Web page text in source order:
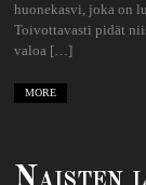
huonekasvi, joka on
Toivottavasti pidät
valoa […]
MORE
Naisten